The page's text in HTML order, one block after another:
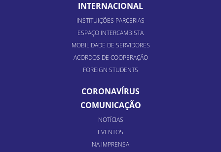
INTERNACIONAL
INSTITUIÇÕES PARCERIAS
ESPAÇO INTERCAMBISTA
MOBILIDADE DE SERVIDORES
ACORDOS DE COOPERAÇÃO
FOREIGN STUDENTS
CORONAVÍRUS
COMUNICAÇÃO
NOTÍCIAS
EVENTOS
NA IMPRENSA